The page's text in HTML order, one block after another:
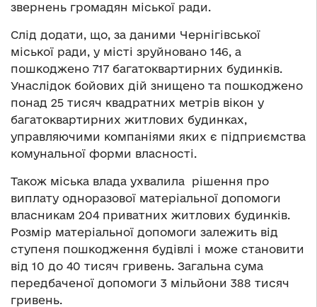
звернень громадян міської ради.
Слід додати, що, за даними Чернігівської
міської ради, у місті зруйновано 146, а
пошкоджено 717 багатоквартирних будинків.
Унаслідок бойових дій знищено та пошкоджено
понад 25 тисяч квадратних метрів вікон у
багатоквартирних житлових будинках,
управляючими компаніями яких є підприємства
комунальної форми власності.
Також міська влада ухвалила рішення про
виплату одноразової матеріальної допомоги
власникам 204 приватних житлових будинків.
Розмір матеріальної допомоги залежить від
ступеня пошкодження будівлі і може становити
від 10 до 40 тисяч гривень. Загальна сума
передбаченої допомоги 3 мільйони 388 тисяч
гривень.